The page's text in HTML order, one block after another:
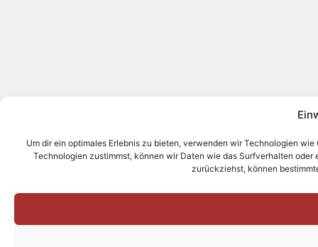
Um dir ein optimales Erlebnis zu bieten, verwenden wir Technologien
Technologien zustimmst, können wir Daten wie das Surfverhalten
zurückziehst, können